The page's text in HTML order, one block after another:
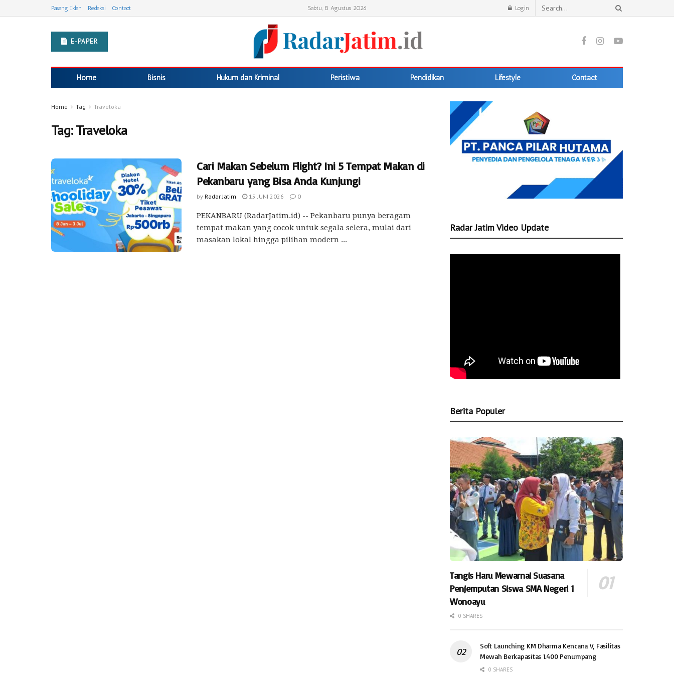
Pasang Iklan Redaksi Contact Sabtu, 8 Agustus 2026 Login
E-PAPER
Home Bisnis Hukum dan Kriminal Peristiwa Pendidikan Lifestyle Contact
Home Tag Traveloka
Tag:Traveloka
Cari Makan Sebelum Flight? Ini 5 Tempat Makan di
Pekanbaru yang Bisa Anda Kunjungi
by Radar Jatim 15 JUNI 2026 0
PEKANBARU (RadarJatim.id) -- Pekanbaru punya beragam
tempat makan yang cocok untuk segala selera, mulai dari
masakan lokal hingga pilihan modern ...
Radar Jatim Video Update
Berita Populer
Tangis Haru Mewarnai Suasana
Penjemputan Siswa SMA Negeri 1
Wonoayu
0 SHARES
Soft Launching KM Dharma Kencana V, Fasilitas
Mewah Berkapasitas 1.400 Penumpang
0 SHARES